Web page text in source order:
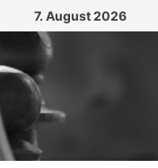
Inhalt
springen
7. August 2026